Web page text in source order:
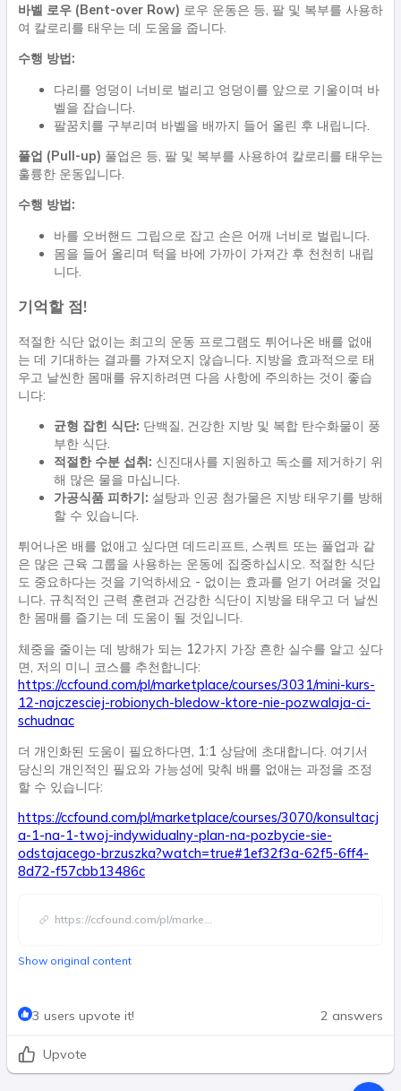
바벨 로우 (Bent-over Row) 로우 운동은 등, 팔 및 복부를 사용하
여 칼로리를 태우는 데 도움을 줍니다.
수행 방법:
다리를 엉덩이 너비로 벌리고 엉덩이를 앞으로 기울이며 바
벨을 잡습니다.
팔꿈치를 구부리며 바벨을 배까지 들어 올린 후 내립니다.
풀업 (Pull-up) 풀업은 등, 팔 및 복부를 사용하여 칼로리를 태우는
훌륭한 운동입니다.
수행 방법:
바를 오버핸드 그립으로 잡고 손은 어깨 너비로 벌립니다.
몸을 들어 올리며 턱을 바에 가까이 가져간 후 천천히 내립
니다.
기억할 점!
적절한 식단 없이는 최고의 운동 프로그램도 튀어나온 배를 없애
는 데 기대하는 결과를 가져오지 않습니다. 지방을 효과적으로 태
우고 날씬한 몸매를 유지하려면 다음 사항에 주의하는 것이 좋습
니다:
균형 잡힌 식단: 단백질, 건강한 지방 및 복합 탄수화물이 풍
부한 식단.
적절한 수분 섭취: 신진대사를 지원하고 독소를 제거하기 위
해 많은 물을 마십니다.
가공식품 피하기: 설탕과 인공 첨가물은 지방 태우기를 방해
할 수 있습니다.
튀어나온 배를 없애고 싶다면 데드리프트, 스쿼트 또는 풀업과 같
은 많은 근육 그룹을 사용하는 운동에 집중하십시오. 적절한 식단
도 중요하다는 것을 기억하세요 - 없이는 효과를 얻기 어려울 것입
니다. 규칙적인 근력 훈련과 건강한 식단이 지방을 태우고 더 날씬
한 몸매를 즐기는 데 도움이 될 것입니다.
체중을 줄이는 데 방해가 되는 12가지 가장 흔한 실수를 알고 싶다
면, 저의 미니 코스를 추천합니다:
https://ccfound.com/pl/marketplace/courses/3031/mini-kurs-
12-najczesciej-robionych-bledow-ktore-nie-pozwalaja-ci-
schudnac
더 개인화된 도움이 필요하다면, 1:1 상담에 초대합니다. 여기서
당신의 개인적인 필요와 가능성에 맞춰 배를 없애는 과정을 조정
할 수 있습니다:
https://ccfound.com/pl/marketplace/courses/3070/konsultacj
a-1-na-1-twoj-indywidualny-plan-na-pozbycie-sie-
odstajacego-brzuszka?watch=true#1ef32f3a-62f5-6ff4-
8d72-f57cbb13486c
https://ccfound.com/pl/marke
Show original content
3 users upvote it! 2 answers
Upvote